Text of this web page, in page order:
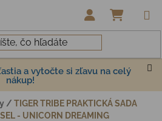
a vytočte si zľavu na celý
nákup!
/ TIGER TRIBE PRAKTICKÁ SADA
- UNICORN DREAMING